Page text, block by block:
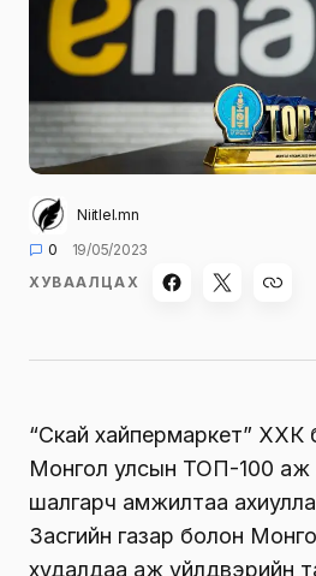
Niitlel.mn
0
19/05/2023
ХУВААЛЦАХ
“Скай хайпермаркет”
Монгол улсын ТОП-100 аж
шалгарч амжилтаа
Засгийн газар болон
худалдаа аж үйлдвэрийн